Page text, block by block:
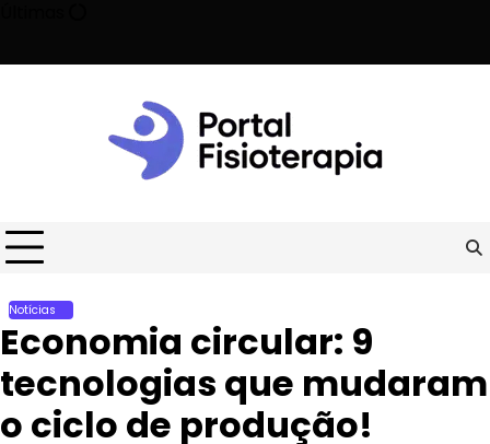
content
Notícias
Economia circular: 9
tecnologias que mudaram
o ciclo de produção!